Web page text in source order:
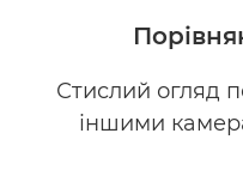
Стислий огляд
іншими